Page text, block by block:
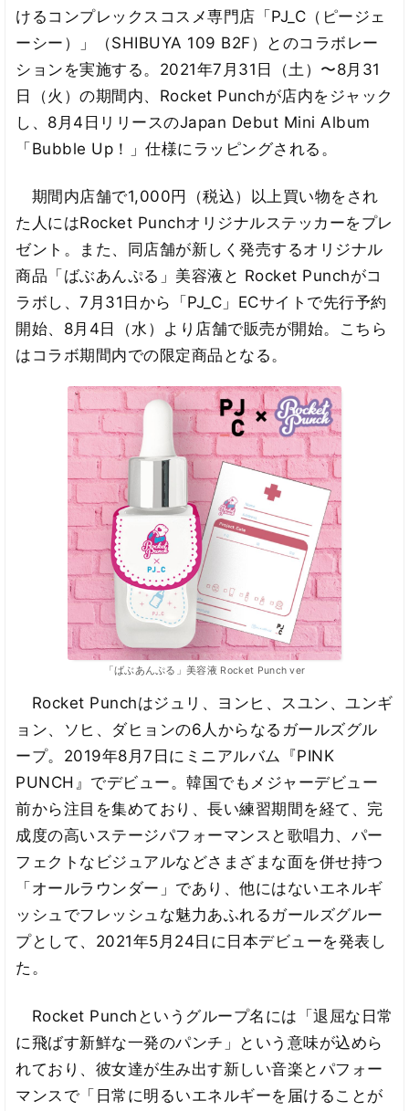
けるコンプレックスコスメ専門店「PJ_C（ピージェ
ーシー）」（SHIBUYA 109 B2F）とのコラボレー
ションを実施する。2021年7月31日（土）〜8月31
日（火）の期間内、Rocket Punchが店内をジャック
し、8月4日リリースのJapan Debut Mini Album
「Bubble Up！」仕様にラッピングされる。
期間内店舗で1,000円（税込）以上買い物をされ
た人にはRocket Punchオリジナルステッカーをプレ
ゼント。また、同店舗が新しく発売するオリジナル
商品「ばぶあんぷる」美容液と Rocket Punchがコ
ラボし、7月31日から「PJ_C」ECサイトで先行予約
開始、8月4日（水）より店舗で販売が開始。こちら
はコラボ期間内での限定商品となる。
「ばぶあんぷる」美容液 Rocket Punch ver
Rocket Punchはジュリ、ヨンヒ、スユン、ユンギ
ョン、ソヒ、ダヒョンの6人からなるガールズグル
ープ。2019年8月7日にミニアルバム『PINK
PUNCH』でデビュー。韓国でもメジャーデビュー
前から注目を集めており、長い練習期間を経て、完
成度の高いステージパフォーマンスと歌唱力、パー
フェクトなビジュアルなどさまざまな面を併せ持つ
「オールラウンダー」であり、他にはないエネルギ
ッシュでフレッシュな魅力あふれるガールズグルー
プとして、2021年5月24日に日本デビューを発表し
た。
Rocket Punchというグループ名には「退屈な日常
に飛ばす新鮮な一発のパンチ」という意味が込めら
れており、彼女達が生み出す新しい音楽とパフォー
マンスで「日常に明るいエネルギーを届けることが